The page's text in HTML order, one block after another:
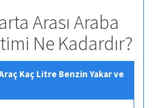
Arası Araba
Ne Kadardır?
Kaç Litre Benzin Yakar ve